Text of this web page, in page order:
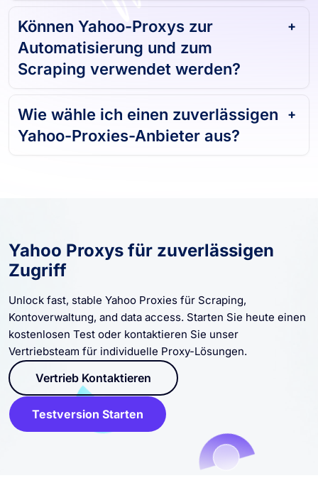
Können Yahoo-Proxys zur
Automatisierung und zum
Scraping verwendet werden?
Wie wähle ich einen zuverlässigen
Yahoo-Proxies-Anbieter aus?
Yahoo Proxys für zuverlässigen
Zugriff
Unlock fast, stable Yahoo Proxies für Scraping,
Kontoverwaltung, and data access. Starten Sie heute einen
kostenlosen Test oder kontaktieren Sie unser
Vertriebsteam für individuelle Proxy-Lösungen.
Vertrieb Kontaktieren
Testversion Starten